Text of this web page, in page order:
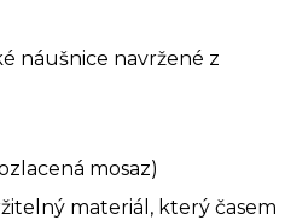
náušnice navržené z
mosaz)
materiál, který časem